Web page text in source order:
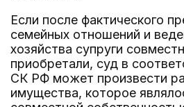
Если после фактического
семейных отношений и
хозяйства супруги
приобретали, суд в
СК РФ может произвести
имущества, которое